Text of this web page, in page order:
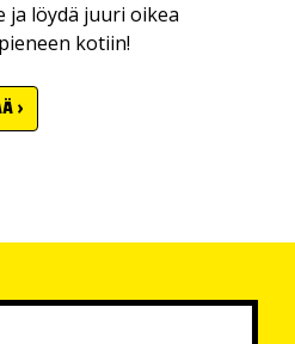
ja löydä juuri oikea
kotiin!
›